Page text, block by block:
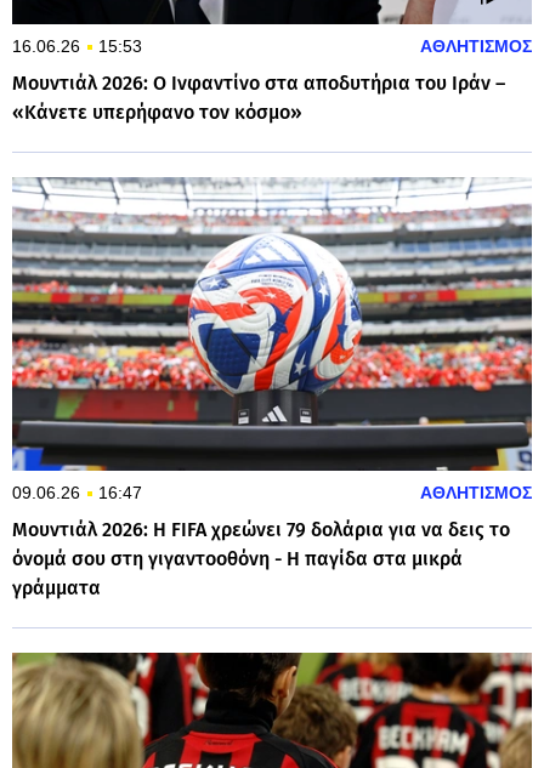
16.06.26 15:53 ΑΘΛΗΤΙΣΜΟΣ
Μουντιάλ 2026: Ο Ινφαντίνο στα αποδυτήρια του Ιράν –
«Κάνετε υπερήφανο τον κόσμο»
09.06.26 16:47 ΑΘΛΗΤΙΣΜΟΣ
Μουντιάλ 2026: Η FIFA χρεώνει 79 δολάρια για να δεις το
όνομά σου στη γιγαντοοθόνη - Η παγίδα στα μικρά
γράμματα